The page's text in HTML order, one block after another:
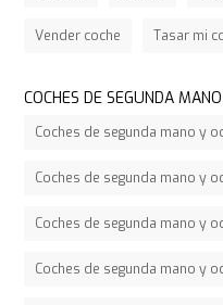
Vender coche Tasar mi
COCHES DE SEGUNDA
Coches de segunda mano y
Coches de segunda mano y
Coches de segunda mano y
Coches de segunda mano y